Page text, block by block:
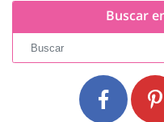
Buscar